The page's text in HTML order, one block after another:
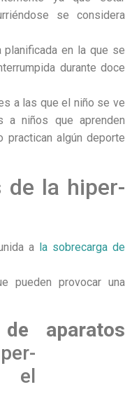
se considera
planificada en la que se
durante doce
a las que el niño se ve
a niños que aprenden
algún deporte
de la hiper-
a la sobrecarga de
pueden provocar una
e aparatos